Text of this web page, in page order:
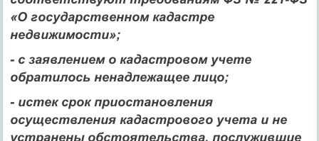
«О государственном кадастре
недвижимости»;
- с заявлением о кадастровом учете
обратилось ненадлежащее лицо;
- истек срок приостановления
осуществления кадастрового учета и не
устранены обстоятельства, послужившие